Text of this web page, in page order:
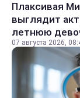
Плаксивая
выглядит
летнюю
07 августа 2026,